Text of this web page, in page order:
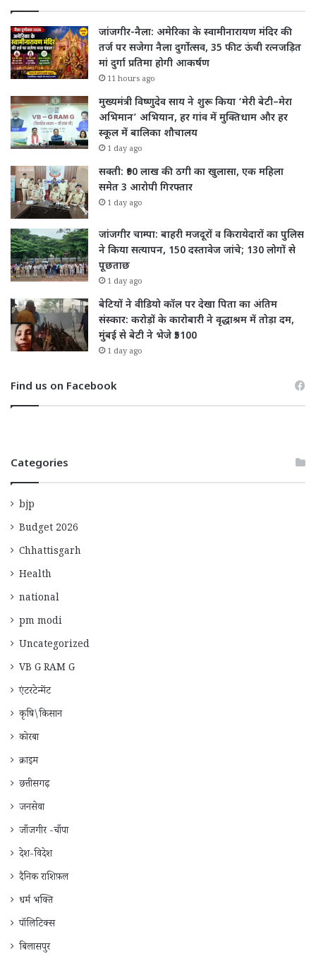
जांजगीर-नैला: अमेरिका के स्वामीनारायण मंदिर की
तर्ज पर सजेगा नैला दुर्गोत्सव, 35 फीट ऊंची रत्नजड़ित
मां दुर्गा प्रतिमा होगी आकर्षण
11 hours ago
मुख्यमंत्री विष्णुदेव साय ने शुरू किया ‘मेरी बेटी–मेरा
अभिमान’ अभियान, हर गांव में मुक्तिधाम और हर
स्कूल में बालिका शौचालय
1 day ago
सक्ती: ₹90 लाख की ठगी का खुलासा, एक महिला
समेत 3 आरोपी गिरफ्तार
1 day ago
जांजगीर चाम्पा: बाहरी मजदूरों व किरायेदारों का पुलिस
ने किया सत्यापन, 150 दस्तावेज जांचे; 130 लोगों से
पूछताछ
1 day ago
बेटियों ने वीडियो कॉल पर देखा पिता का अंतिम
संस्कार: करोड़ों के कारोबारी ने वृद्धाश्रम में तोड़ा दम,
मुंबई से बेटी ने भेजे ₹5100
1 day ago
Find us on Facebook
Categories
bjp
Budget 2026
Chhattisgarh
Health
national
pm modi
Uncategorized
VB G RAM G
एंटरटेन्मेंट
कृषि\किसान
कोरबा
क्राइम
छत्तीसगढ़
जनसेवा
जाँजगीर -चाँपा
देश-विदेश
दैनिक राशिफ़ल
धर्म भक्ति
पॉलिटिक्स
बिलासपुर